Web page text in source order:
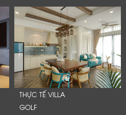
THỰC TẾ VILLA
GOLF